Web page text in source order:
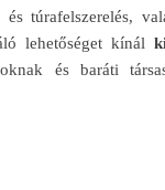
túrafelszerelés,
lehetőséget kínál
és baráti